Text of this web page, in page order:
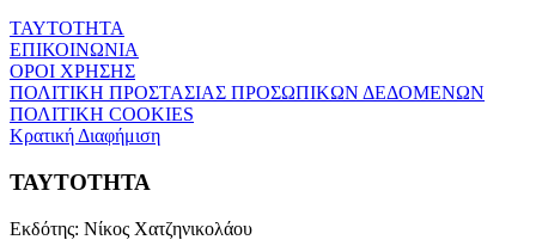
ΤΑΥΤΟΤΗΤΑ
ΕΠΙΚΟΙΝΩΝΙΑ
ΟΡΟΙ ΧΡΗΣΗΣ
ΠΟΛΙΤΙΚΗ ΠΡΟΣΤΑΣΙΑΣ ΠΡΟΣΩΠΙΚΩΝ ΔΕΔΟΜΕΝΩΝ
ΠΟΛΙΤΙΚΗ COOKIES
Κρατική Διαφήμιση
ΤΑΥΤΟΤΗΤΑ
Εκδότης: Νίκος Χατζηνικολάου